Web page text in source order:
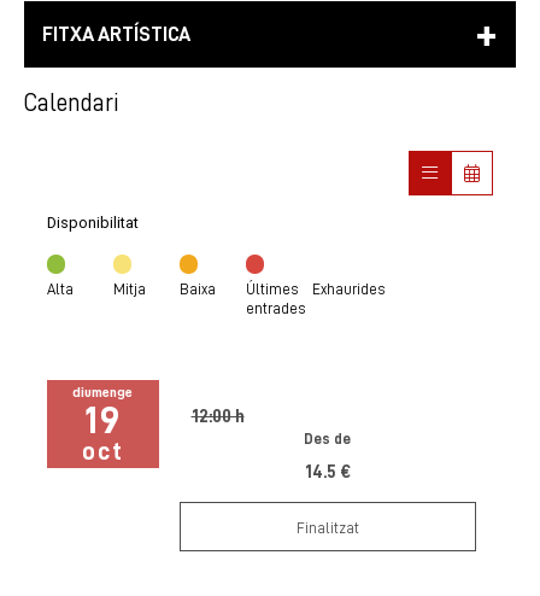
FITXA ARTÍSTICA
Calendari
Disponibilitat
Alta Mitja Baixa
Últimes
entrades
Exhaurides
diumenge
19
oct
12:00 h
Des de
14.5 €
Finalitzat